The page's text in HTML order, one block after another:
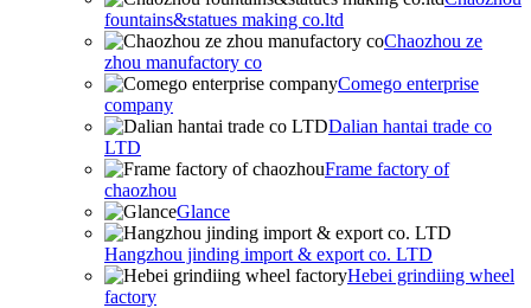
fountains&statues making co.ltd
Chaozhou ze
zhou manufactory co
Comego enterprise
company
Dalian hantai trade co
LTD
Frame factory of
chaozhou
Glance
Hangzhou jinding import & export co. LTD
Hebei grindiing wheel
factory